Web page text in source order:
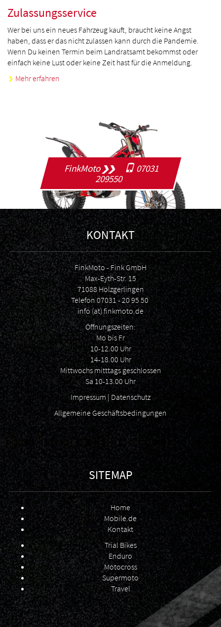
Zulassungsservice
Wer bei uns ein neues Fahrzeug kauft, braucht keine Angst
haben, dass er das nicht zulassen kann durch die Pandemie.
Wenn Du keinen Termin beim Landratsamt bekommst oder
einfach keine Lust oder keine Zeit hast für die Anmeldung.
Mehr erfahren
FinkMoto
07031
209550
KONTAKT
FinkMoto - Fink GmbH
Max-Eyth-Str. 15
71088 Holzgerlingen
Telefon07031 - 20 95 50
info (at) finkmoto.de
Öffnungszeiten:
Mo bis Fr
10-12.00 Uhr
14-18.00 Uhr
Mittwochs mitttags geschlossen
Sa 10-13.00 Uhr
Impressum | Datenschutz
Allgemeine Geschäftsbedingungen
SITEMAP
Home
Mobile.de
Kontakt
Trial Bikes
Enduro
Motocross
Supermoto
Travel